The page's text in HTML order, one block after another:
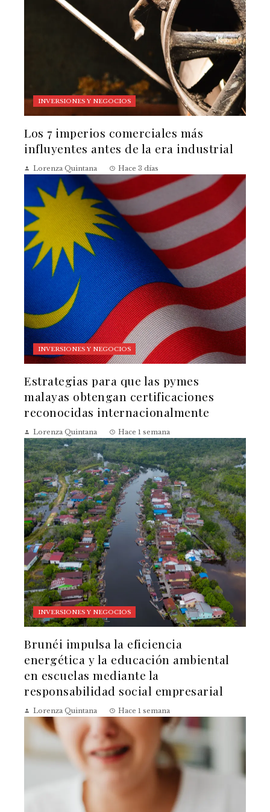
INVERSIONES Y NEGOCIOS
Los 7 imperios comerciales más
influyentes antes de la era industrial
Lorenza Quintana Hace 3 días
INVERSIONES Y NEGOCIOS
Estrategias para que las pymes
malayas obtengan certificaciones
reconocidas internacionalmente
Lorenza Quintana Hace 1 semana
INVERSIONES Y NEGOCIOS
Brunéi impulsa la eficiencia
energética y la educación ambiental
en escuelas mediante la
responsabilidad social empresarial
Lorenza Quintana Hace 1 semana